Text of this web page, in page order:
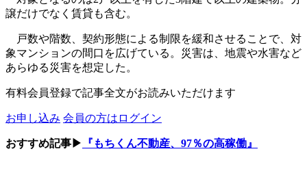
譲だけでなく賃貸も含む。
戸数や階数、契約形態による制限を緩和させることで、対
象マンションの間口を広げている。災害は、地震や水害など
あらゆる災害を想定した。
有料会員登録で記事全文がお読みいただけます
お申し込み 会員の方はログイン
おすすめ記事▶ 『もちくん不動産、97％の高稼働』